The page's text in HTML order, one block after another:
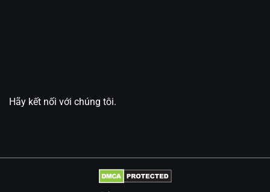
Hãy kết nối với chúng tôi.